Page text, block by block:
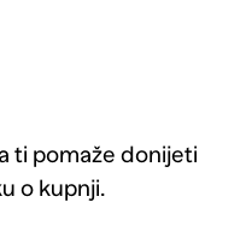
ti pomaže donijeti
o kupnji.